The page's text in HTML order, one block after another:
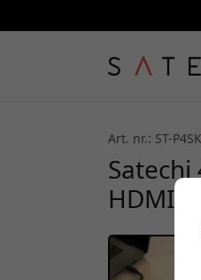
Art. nr.: ST-P4SK
HDMI,